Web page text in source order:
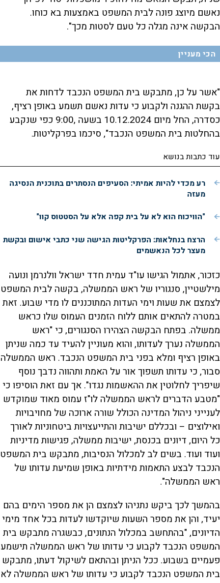
נאשם מיוצג פונה לבית המשפט באמצעות בא כוחו.
הבקשה אינה מגלה כל טעם לסטות מכך".
הכי מעניין
"אשר על כן, מתבקש בית המשפט הנכבד לדחות את
בקשת ההגנה ולקבוע כי עדות נאשם תשמע באופן רציף,
כסדרה, החל מיום 10.12.2024 בשעה ,9:00 כפי שנקבע
בהחלטות בית המשפט הנכבד", סיכמו בפרקליטות.
עוד כתבות בנושא
רע מכדי להיות אמיתי: הסעיפים הנסתרים בתוכנית הנסיגה
מעזה
"הוויכוח הוא לא על בית קפה אלא על הסטטוס קוו"
הרצח בנחלאות: הפרקליטות הגישה שני כתבי אישום ובקשת
מעצר לכל הנאשמים
כזכור, אתמול הגישו עו"ד עמית חדד ישראל וולנרמן ונועה
מילשטיין, סנגוריו של ראש הממשלה, בקשה לבית המשפט
לצמצם את שעות וימי העדות המתוכננים לו מדי שבוע. זאת
במטרה להתאים אותם ללוח הזמנים העמוס שלו כראש
ממשלה. בפתח הבקשה הצהירו הסנגורים, כי "ראש
הממשלה נערך לעדותו, והוא מעוניין להעיד עד כמה שניתן
באופן רציף ומלא בפני בית המשפט הנכבד. ראש הממשלה
סבור, כי עדותו תשפוך אור על האמת ותהווה נדבך נוסף
שיפריך לחלוטין את ההאשמות נגדו". אך עם זאת הוסיפו כי
"מטבע הדברים לראש הממשלה לו"ז עמוס מאוד שמוקדש
לענייני ניהול המדינה הכולל שורה ארוכה של מחויבויות
ואילוצים – ובכללם ישיבות והתייעצויות ביטחוניות לאורך
כל היום, דיונים בכנסת, ישיבות ממשלה, פגישות מדיניות
ועוד ועוד. בשים לב למכלול הנסיבות, מתבקש בית המשפט
הנכבד לבצע התאמות מידתיות באופן שמיעת עדותו של
ראש הממשלה".
בהמשך לכך ביקש נתניהו לצמצם הן את מספר הימים בהם
יעיד, והן את מספר השעות שיוקדשו לעדות בכל אחד מימי
הדיונים, "בהתחשב במכלול הנתונים, כבשגרה מתבקש בית
המשפט הנכבד לקבוע כי עדותו של ראש הממשלה תישמע
פעמיים בשבוע. ככל הניתן ובהתאם לשיקול דעתו, מתבקש
בית המשפט הנכבד לקבוע כי עדותו של ראש הממשלה לא